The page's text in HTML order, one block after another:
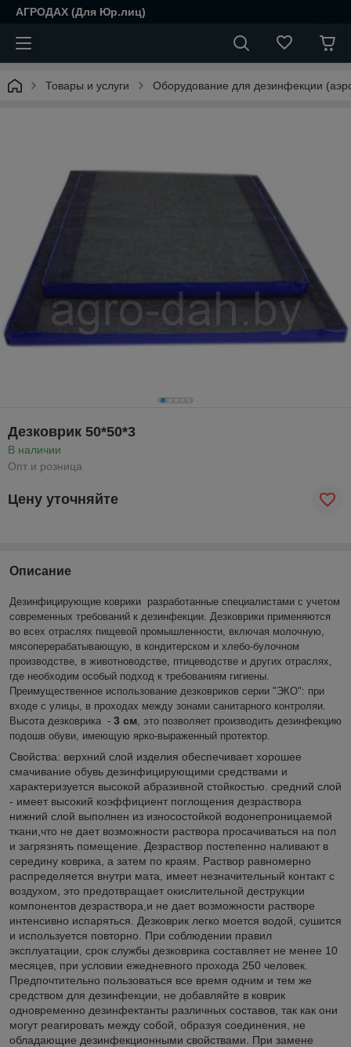
АГРОДАХ (Для Юр.лиц)
Товары и услуги Оборудование для дезинфекции
Дезковрик 50*50*3
В наличии
Опт и розница
Цену уточняйте
Описание
Дезинфицирующие коврики разработанные специалистами с учетом
современных требований к дезинфекции. Дезковрики применяются
во всех отраслях пищевой промышленности, включая молочную,
мясоперерабатывающую, в кондитерском и хлебо-булочном
производстве, в животноводстве, птицеводстве и других отраслях,
где необходим особый подход к требованиям гигиены.
Преимущественное использование дезковриков серии "ЭКО": при
входе с улицы, в проходах между зонами санитарного контроляи.
Высота дезковрика - 3 см , это позволяет производить дезинфекцию
подошв обуви, имеющую ярко-выраженный протектор.
Свойства: верхний слой изделия обеспечивает хорошее
смачивание обувь дезинфицирующими средствами и
характеризуется высокой абразивной стойкостью. средний слой
- имеет высокий коэффициент поглощения дезраствора
нижний слой выполнен из износостойкой водонепроницаемой
ткани,что не дает возможности раствора просачиваться на пол
и загрязнять помещение. Дезраствор постепенно наливают в
середину коврика, а затем по краям. Раствор равномерно
распределяется внутри мата, имеет незначительный контакт с
воздухом, это предотвращает окислительной деструкции
компонентов дезраствора,и не дает возможности растворe
интенсивно испаряться. Дезковрик легко моется водой, сушится
и используется повторно. При соблюдении правил
эксплуатации, срок службы дезковрика составляет не менее 10
месяцев, при условии ежедневного прохода 250 человек.
Предпочтительно пользоваться все время одним и тем же
средством для дезинфекции, не добавляйте в коврик
одновременно дезинфектанты различных составов, так как они
могут реагировать между собой, образуя соединения, не
обладающие дезинфекционными свойствами. При замене